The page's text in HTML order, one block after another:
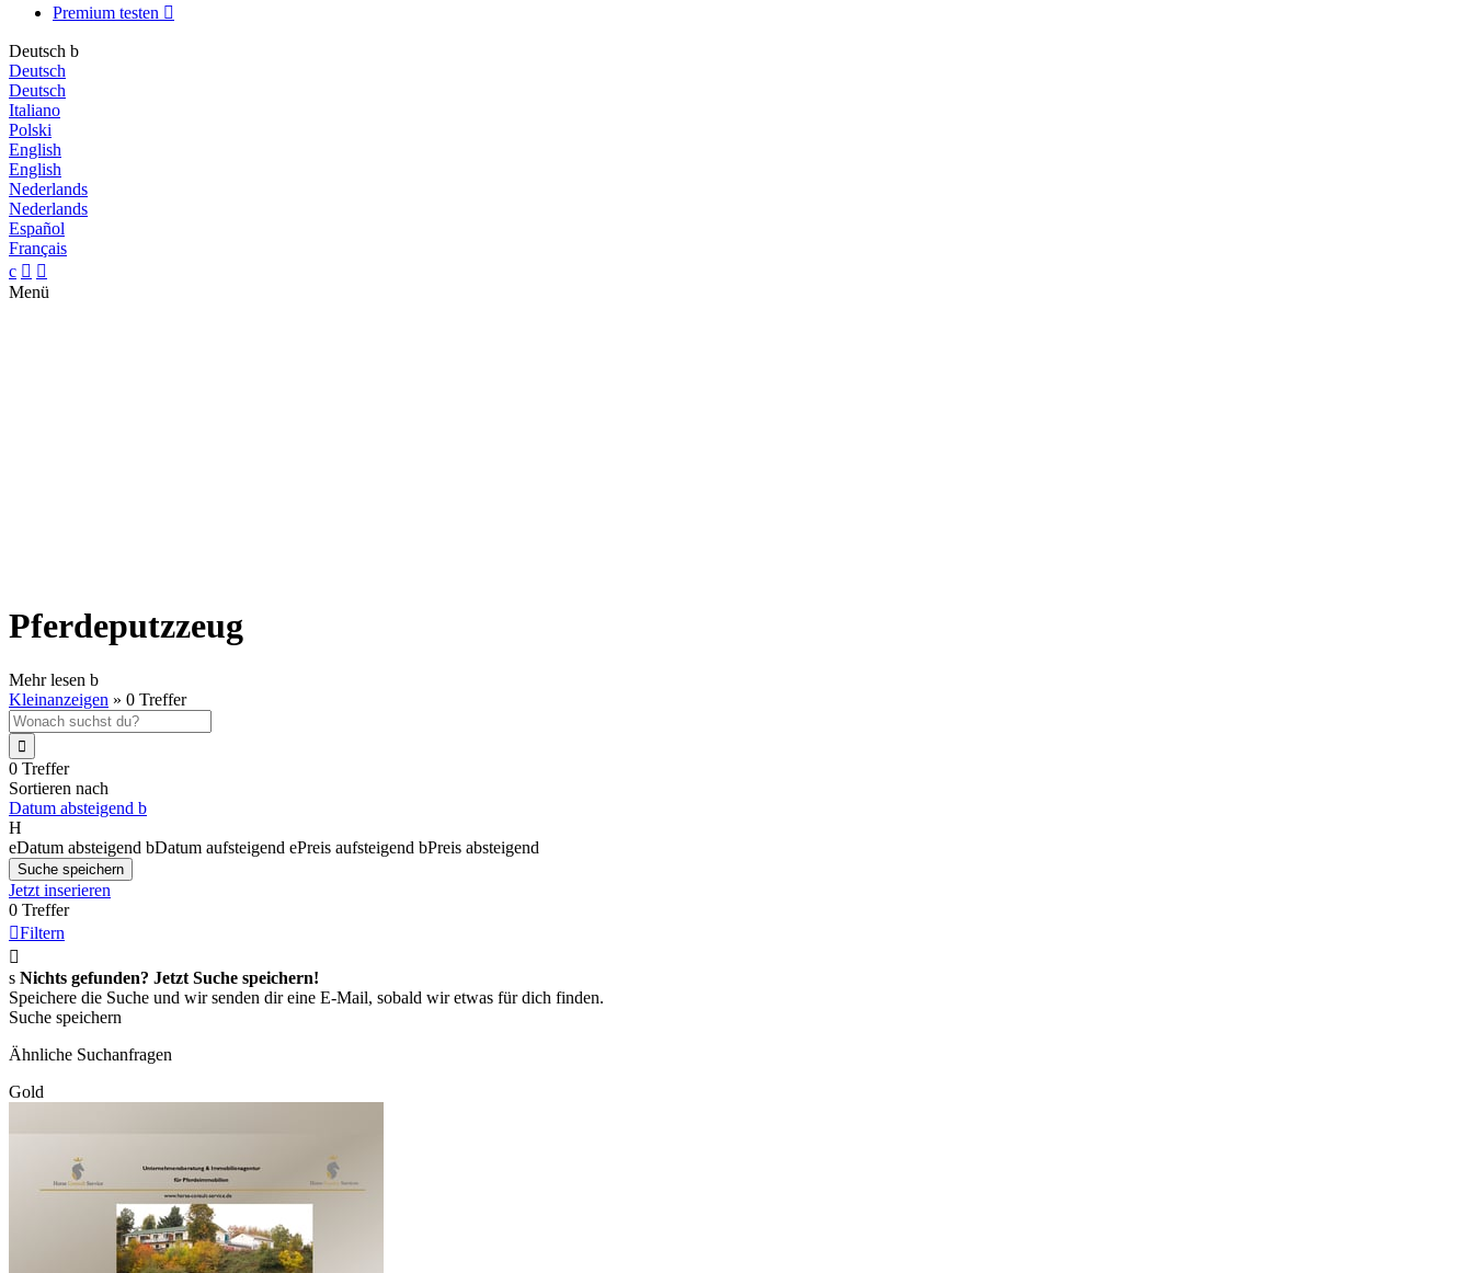
Premium testen 
Deutsch b
Deutsch
Deutsch
Italiano
Polski
English
English
Nederlands
Nederlands
Español
Français
c  
Menü
Pferdeputzzeug
Mehr lesen b
Kleinanzeigen » 0 Treffer

0 Treffer
Sortieren nach
Datum absteigend b
H
eDatum absteigend bDatum aufsteigend ePreis aufsteigend bPreis absteigend
Suche speichern
Jetzt inserieren
0 Treffer
Filtern

s Nichts gefunden? Jetzt Suche speichern!
Speichere die Suche und wir senden dir eine E-Mail, sobald wir etwas für dich finden.
Suche speichern
Ähnliche Suchanfragen
Gold